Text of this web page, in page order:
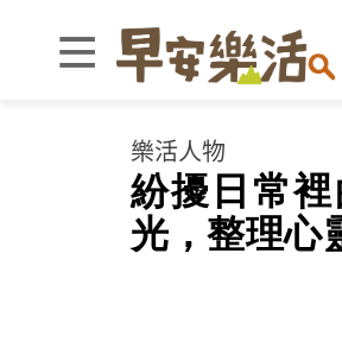
樂活人物
紛擾日常
光，整理心